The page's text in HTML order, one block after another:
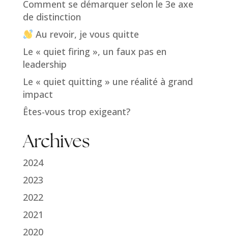
Comment se démarquer selon le 3e axe
de distinction
Au revoir, je vous quitte
Le « quiet firing », un faux pas en
leadership
Le « quiet quitting » une réalité à grand
impact
Êtes-vous trop exigeant?
Archives
2024
2023
2022
2021
2020